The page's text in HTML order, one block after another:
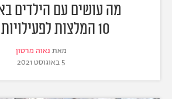
מה עושים עם הילדים
10 המלצות לפעילויות שוות
מאת נאוה מרטון
5 באוגוסט 2021